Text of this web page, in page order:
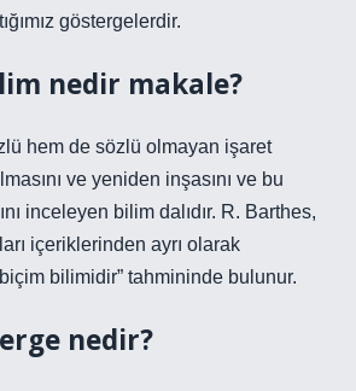
göstergelerdir.
nedir makale?
hem de sözlü olmayan işaret
ve yeniden inşasını ve bu
inceleyen bilim dalıdır. R. Barthes,
içeriklerinden ayrı olarak
bilimidir” tahmininde bulunur.
nedir?